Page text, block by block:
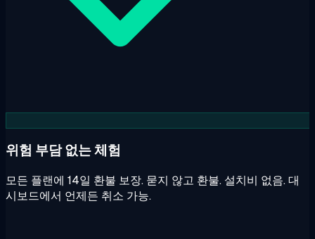
위험 부담 없는 체험
모든 플랜에 14일 환불 보장. 묻지 않고 환불. 설치비 없음. 대
시보드에서 언제든 취소 가능.